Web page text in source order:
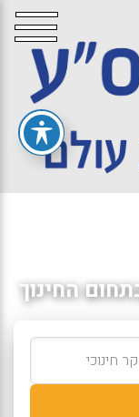
החינוך